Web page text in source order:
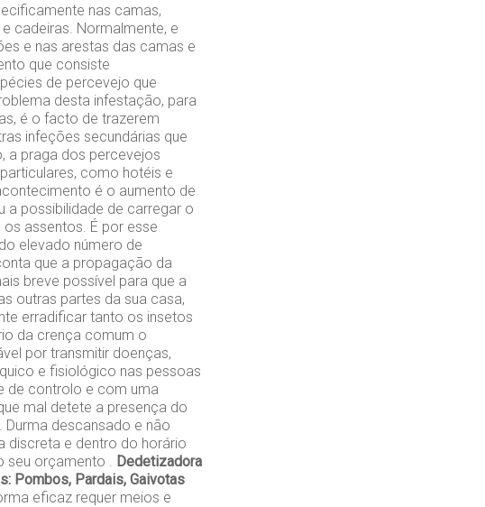
nas camas,
cadeiras. Normalmente, e
e nas arestas das camas e
que consiste
de percevejo que
desta infestação, para
é o facto de trazerem
infeções secundárias que
a praga dos percevejos
como hotéis e
é o aumento de
a possibilidade de carregar o
assentos. É por esse
elevado número de
que a propagação da
breve possível para que a
outras partes da sua casa,
erradificar tanto os insetos
da crença comum o
por transmitir doenças,
e fisiológico nas pessoas
de controlo e com uma
mal detete a presença do
descansado e não
discreta e dentro do horário
seu orçamento .
Dedetizadora
Pombos, Pardais, Gaivotas
eficaz requer meios e